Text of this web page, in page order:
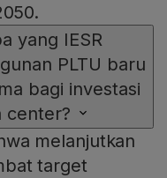
yang IESR
PLTU baru
bagi investasi
center?
melanjutkan
target